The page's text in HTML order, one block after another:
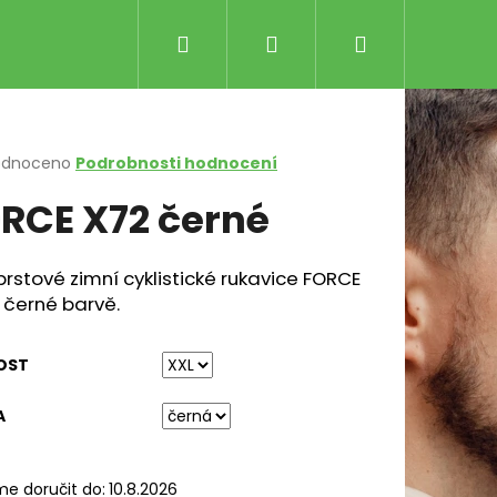
Přihlášení
košík
Podrobnosti hodnocení
X72 černé
zimní cyklistické rukavice FORCE
černé barvě.
doručit do: 10.8.2026
RŮŽOVO-ČERNÉ